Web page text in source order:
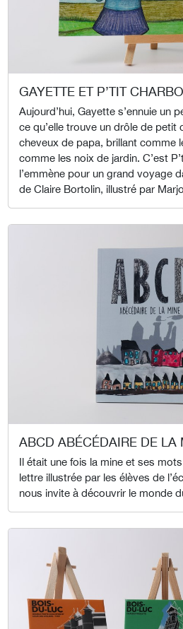
GAYETTE ET P’TIT
Aujourd’hui, Gayette s’ennuie un
ce qu’elle trouve un drôle de petit
cheveux de papa, brillant comme
comme les noix de jardin. C’est
l’emmène pour un grand voyage
de Claire Bortolin, illustré par
ABCD ABÉCÉDAIRE DE LA
Il était une fois la mine et ses
lettre illustrée par les élèves de
nous invite à découvrir le monde